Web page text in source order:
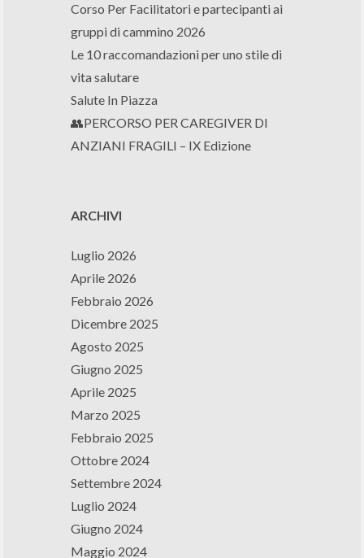
Corso Per Facilitatori e partecipanti ai
gruppi di cammino 2026
Le 10 raccomandazioni per uno stile di
vita salutare
Salute In Piazza
👥PERCORSO PER CAREGIVER DI
ANZIANI FRAGILI – IX Edizione
ARCHIVI
Luglio 2026
Aprile 2026
Febbraio 2026
Dicembre 2025
Agosto 2025
Giugno 2025
Aprile 2025
Marzo 2025
Febbraio 2025
Ottobre 2024
Settembre 2024
Luglio 2024
Giugno 2024
Maggio 2024